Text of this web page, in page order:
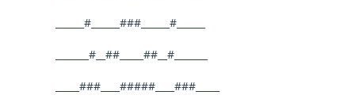
______#______###______#______
_______#__##_____##__#_______
_____###____#####____###_____